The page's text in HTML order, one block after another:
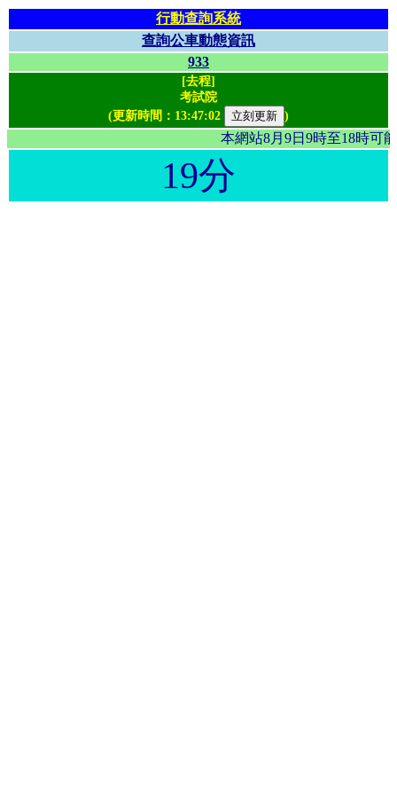
行動查詢系統
查詢公車動態資訊
933
[去程]
考試院
(更新時間： 13:47:02 )
本網站8月9日9時至18
19分